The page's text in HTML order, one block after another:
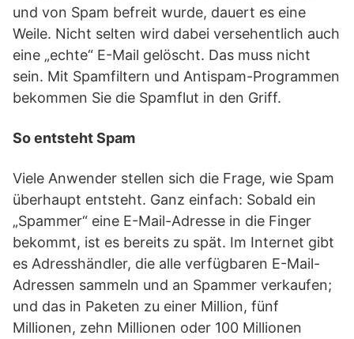
und von Spam befreit wurde, dauert es eine
Weile. Nicht selten wird dabei versehentlich auch
eine „echte“ E-Mail gelöscht. Das muss nicht
sein. Mit Spamfiltern und Antispam-Programmen
bekommen Sie die Spamflut in den Griff.
So entsteht Spam
Viele Anwender stellen sich die Frage, wie Spam
überhaupt entsteht. Ganz einfach: Sobald ein
„Spammer“ eine E-Mail-Adresse in die Finger
bekommt, ist es bereits zu spät. Im Internet gibt
es Adresshändler, die alle verfügbaren E-Mail-
Adressen sammeln und an Spammer verkaufen;
und das in Paketen zu einer Million, fünf
Millionen, zehn Millionen oder 100 Millionen